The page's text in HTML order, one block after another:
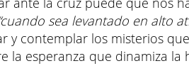
sea levantado en alto
y contemplar los misterios
la esperanza que dinamiza la